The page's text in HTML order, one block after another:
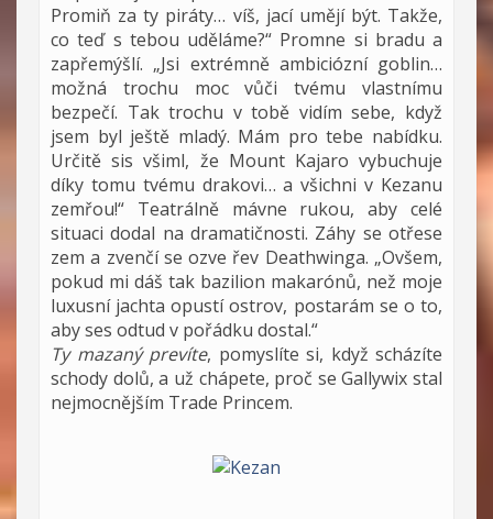
Promiň za ty piráty… víš, jací umějí být. Takže,
co teď s tebou uděláme?“ Promne si bradu a
zapřemýšlí. „Jsi extrémně ambiciózní goblin…
možná trochu moc vůči tvému vlastnímu
bezpečí. Tak trochu v tobě vidím sebe, když
jsem byl ještě mladý. Mám pro tebe nabídku.
Určitě sis všiml, že Mount Kajaro vybuchuje
díky tomu tvému drakovi… a všichni v Kezanu
zemřou!“ Teatrálně mávne rukou, aby celé
situaci dodal na dramatičnosti. Záhy se otřese
zem a zvenčí se ozve řev Deathwinga. „Ovšem,
pokud mi dáš tak bazilion makarónů, než moje
luxusní jachta opustí ostrov, postarám se o to,
aby ses odtud v pořádku dostal.“
Ty mazaný prevíte, pomyslíte si, když scházíte
schody dolů, a už chápete, proč se Gallywix stal
nejmocnějším Trade Princem.